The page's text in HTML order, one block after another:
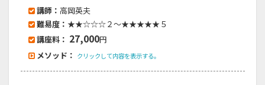
講師： 高岡英夫
難易度： ★★☆☆☆２～★★★★★５
講座料： 27,000円
メソッド： クリックして内容を表示する。